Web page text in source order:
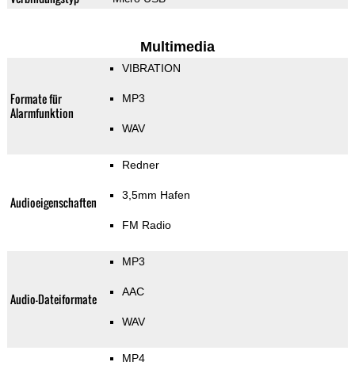
Multimedia
Formate für
Alarmfunktion
VIBRATION
MP3
WAV
Audioeigenschaften
Redner
3,5mm Hafen
FM Radio
Audio-Dateiformate
MP3
AAC
WAV
MP4